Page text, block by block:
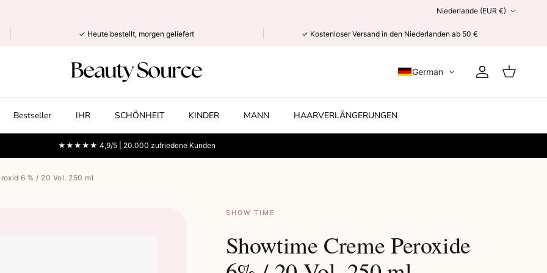
Niederlande (EUR €)
✓ Heute bestellt, morgen geliefert ✓ Kostenloser Versand in den Niederlanden ab 50 €
German Konto
Bestseller IHR SCHÖNHEIT KINDER MANN HAARVERLÄNGERUNGEN
★★★★★ 4,9/5 | 20.000 zufriedene Kunden
6 % / 20 Vol. 250 ml
SHOW TIME
Showtime Creme Peroxide